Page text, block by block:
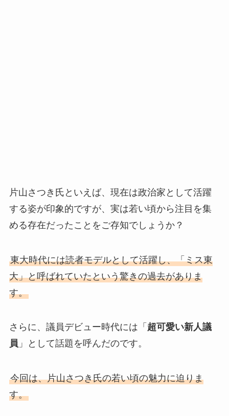
片山さつき氏といえば、現在は政治家として活躍
する姿が印象的ですが、実は若い頃から注目を集
める存在だったことをご存知でしょうか？
東大時代には読者モデルとして活躍し、「ミス東
大」と呼ばれていたという驚きの過去がありま
す。
さらに、議員デビュー時代には「 超可愛い新人議
員 」として話題を呼んだのです。
今回は、片山さつき氏の若い頃の魅力に迫りま
す。